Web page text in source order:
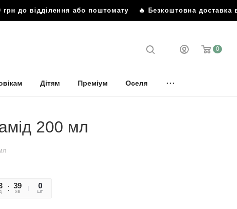
до відділення або поштомату🔥 Безкоштовна доставка
0
Дітям Преміум Оселя
200 мл
39
хв
21
сек
0
шт